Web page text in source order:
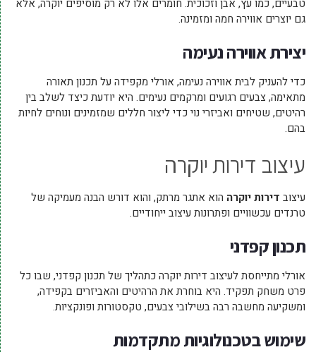
טבעיים, כמו עץ, אבן וזכוכית. חומרים אלו לא רק מוסיפים יוקרה, אלא
גם יוצרים אווירה חמה ומזמינה.
יצירת אווירה נעימה
כדי להעניק לבית אווירה נעימה, אורלי מקפידה על תכנון תאורה
מתאימה, צבעים רגועים ומרקמים נעימים. היא יודעת כיצד לשלב בין
רהיטים, שטיחים ואביזרי נוי כדי ליצור חללים שמזמינים ונוחים לחיות
בהם.
עיצוב דירות יוקרה
עיצוב דירות יוקרה הוא אתגר מרתק, והוא דורש הבנה מעמיקה של
טרנדים עכשוויים ופתרונות עיצוב ייחודיים.
תכנון קפדני
אורלי מתייחסת לעיצוב דירות יוקרה כתהליך של תכנון קפדני, שבו כל
פרט משחק תפקיד. היא בוחרת את הרהיטים והאביזרים בקפידה,
ומשקיעה מחשבה רבה בשילובי צבעים, טקסטורות ופונקציות.
שימוש בטכנולוגיות מתקדמות